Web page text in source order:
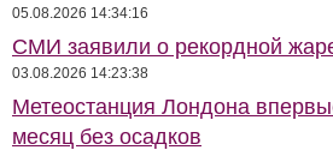
05.08.2026 14:34:16
СМИ заявили о рекордной
03.08.2026 14:23:38
Метеостанция Лондона
месяц без осадков